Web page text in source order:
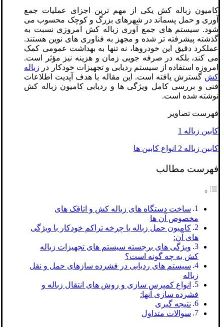
کامیون زباله کش یکی از مهم ترین اجزای عملیات جمع
آوری و حمل پسماند در شهرهای بزرگ و کوچک محسوب می
شود. سیستم های جمع آوری زباله کش امروزی نسبت به
گذشته پیشرفته تر شده و مجهز به فناوری های نوین هستند.
عملکرد دقیق این خودروها، نه تنها به بهداشت عمومی کمک
می کند، بلکه در صرفه جویی زمان و هزینه نیز مؤثر است.
امروزه استفاده از سیستم ردیابی و تجهیزات خودکار در زباله
کش گسترش یافته است. این مقاله با هدف آپدیت اطلاعات
فنی و بررسی کامل ویژگی ها و ردیابی کامیون زباله کش
نوشته شده است.
فهرست تصاویر
کابین زباله 1
کابین زباله 2 انواع کابین ها
فهرست مطالب
ساخت دستگاه های زباله کش و اتاقک های
مخصوص آن ها
کامیون حمل زباله با چرخه تراکم خودکار با ویژگی
های آن:
ویژگی های برجسته سیستم های تجهیزات زباله
کش به چه گونه است؟
سیستم های ردیابی در فشرده سازهای حمل و نقل
زباله
انواع کمپرس سازی و روش های انتقال زباله و
فشرده سازی آنها:
نتیجه گیری
سوالات متداول